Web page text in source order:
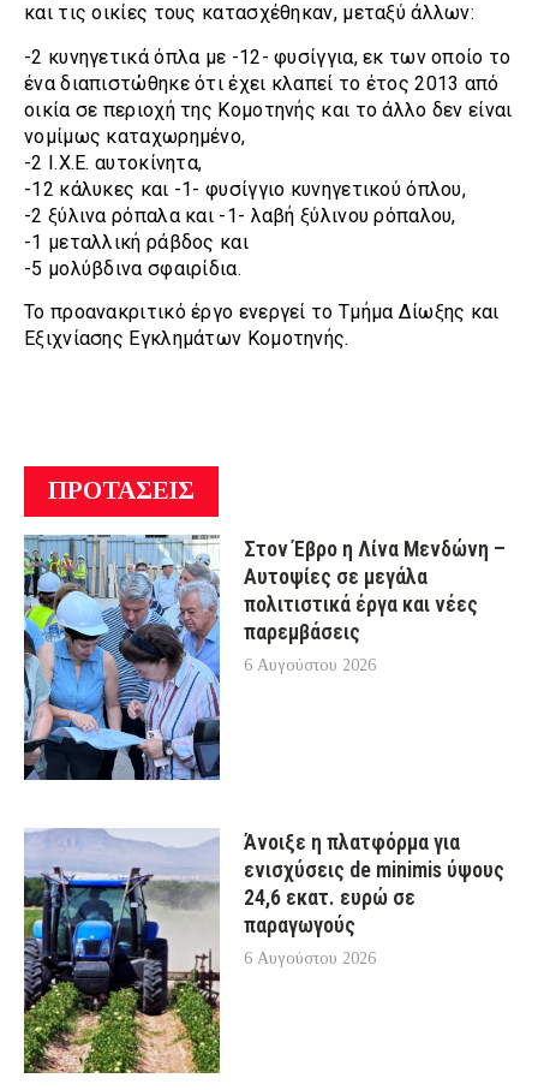
και τις οικίες τους κατασχέθηκαν, μεταξύ άλλων:
-2 κυνηγετικά όπλα με -12- φυσίγγια, εκ των οποίο το
ένα διαπιστώθηκε ότι έχει κλαπεί το έτος 2013 από
οικία σε περιοχή της Κομοτηνής και το άλλο δεν είναι
νομίμως καταχωρημένο,
-2 Ι.Χ.Ε. αυτοκίνητα,
-12 κάλυκες και -1- φυσίγγιο κυνηγετικού όπλου,
-2 ξύλινα ρόπαλα και -1- λαβή ξύλινου ρόπαλου,
-1 μεταλλική ράβδος και
-5 μολύβδινα σφαιρίδια.
Το προανακριτικό έργο ενεργεί το Τμήμα Δίωξης και
Εξιχνίασης Εγκλημάτων Κομοτηνής.
ΠΡΟΤΑΣΕΙΣ
Στον Έβρο η Λίνα Μενδώνη –
Αυτοψίες σε μεγάλα
πολιτιστικά έργα και νέες
παρεμβάσεις
6 Αυγούστου 2026
Άνοιξε η πλατφόρμα για
ενισχύσεις de minimis ύψους
24,6 εκατ. ευρώ σε
παραγωγούς
6 Αυγούστου 2026